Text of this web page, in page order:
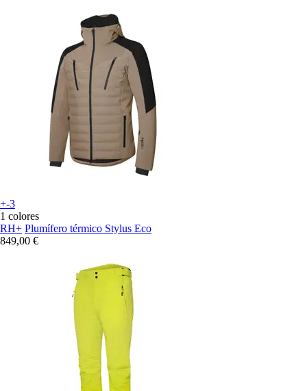
+-3
1 colores
RH+ Plumífero térmico Stylus Eco
849,00 €